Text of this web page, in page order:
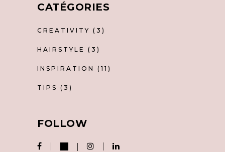
CATÉGORIES
CREATIVITY (3)
HAIRSTYLE (3)
INSPIRATION (11)
TIPS (3)
FOLLOW